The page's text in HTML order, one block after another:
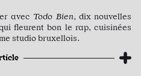
avec Todo Bien, dix nouvelles
fleurent bon le rap, cuisinées
studio bruxellois.